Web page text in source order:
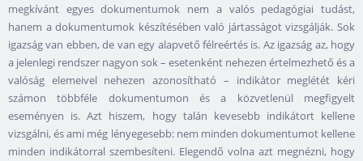
megkívánt egyes dokumentumok nem a valós pedagógiai tudást,
hanem a dokumentumok készítésében való jártasságot vizsgálják. Sok
igazság van ebben, de van egy alapvető félreértés is. Az igazság az, hogy
a jelenlegi rendszer nagyon sok – esetenként nehezen értelmezhető és a
valóság elemeivel nehezen azonosítható – indikátor meglétét kéri
számon többféle dokumentumon és a közvetlenül megfigyelt
eseményen is. Azt hiszem, hogy talán kevesebb indikátort kellene
vizsgálni, és ami még lényegesebb: nem minden dokumentumot kellene
minden indikátorral szembesíteni. Elegendő volna azt megnézni, hogy